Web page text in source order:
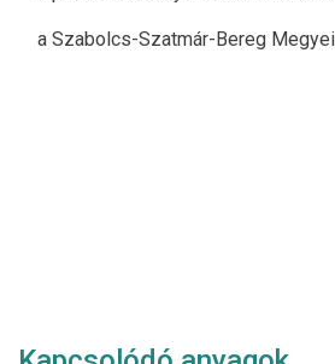
a Szabolcs-Szatmár-Bereg